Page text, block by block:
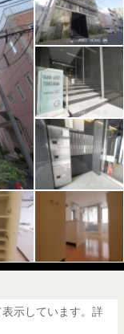
示しています。詳